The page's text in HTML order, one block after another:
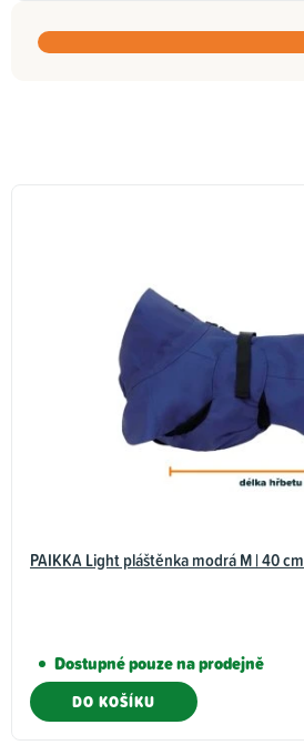
PAIKKA Light pláštěnka modrá M | 40 cm
Dostupné pouze na prodejně
DO KOŠÍKU